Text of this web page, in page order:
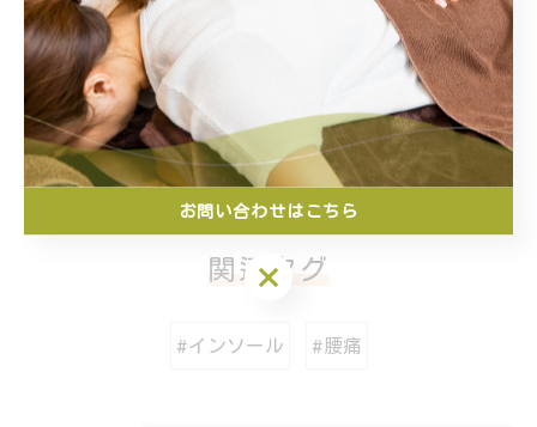
栃木で提供するマッサージ 栃木で提供する鍼での施術
マッサージ 鍼
< 前のページ 一覧に戻る 次のページ >
関連タグ
#インソール #腰痛
お問い合わせはこちら
お問い合わせはこちら